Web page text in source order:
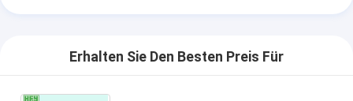
Erhalten Sie Den Besten Preis Für